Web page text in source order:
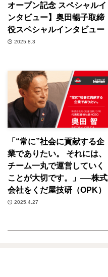
オープン記念 スペシャルイ
ンタビュー】奥田暢子取締
役スペシャルインタビュー
2025.8.3
「“常に”社会に貢献する企
業でありたい。 それには、
チーム一丸で運営していく
ことが大切です。」──株式
会社をくだ屋技研（OPK）
2025.4.27